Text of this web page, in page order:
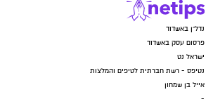
נדל"ן באשדוד
פרסום עסק באשדוד
ישראל נט
נטיפס - רשת חברתית לטיפים והמלצות
אייל בן שמחון
-